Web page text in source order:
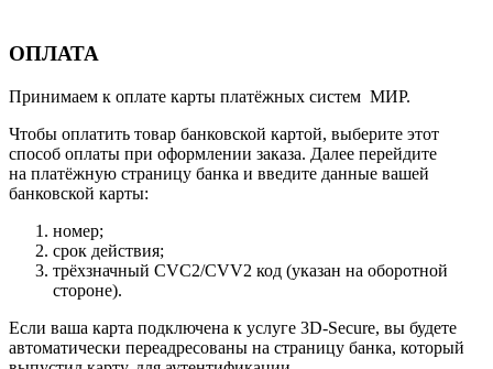
ОПЛАТА
Принимаем к оплате карты платёжных систем МИР.
Чтобы оплатить товар банковской картой, выберите этот
способ оплаты при оформлении заказа. Далее перейдите
на платёжную страницу банка и введите данные вашей
банковской карты:
номер;
срок действия;
трёхзначный CVC2/CVV2 код (указан на оборотной
стороне).
Если ваша карта подключена к услуге 3D-Secure, вы будете
автоматически переадресованы на страницу банка, который